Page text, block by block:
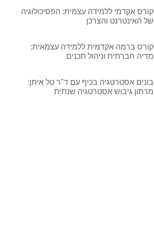
קורס אקדמי ללמידה עצמית: הפסיכולוגיה
של האינטרנט והצרכן
קורס ברמה אקדמית ללמידה עצמאית:
מדיה חברתית וניהול תכנים
בונים אסטרטגיה בכיף עם ד"ר טל איתן:
מרתון גיבוש אסטרטגיה שנתית